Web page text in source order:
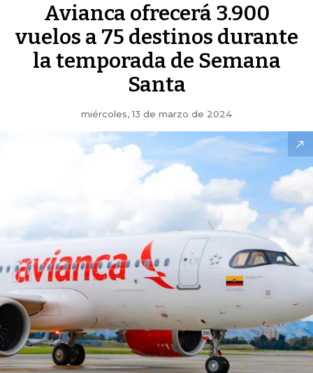
Avianca ofrecerá 3.900
vuelos a 75 destinos durante
la temporada de Semana
Santa
miércoles, 13 de marzo de 2024